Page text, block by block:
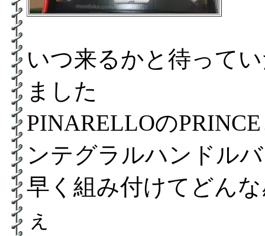
いつ来るかと待って
ました
PINARELLOの
ンテグラルハンドル
早く組み付けてどん
ぇ